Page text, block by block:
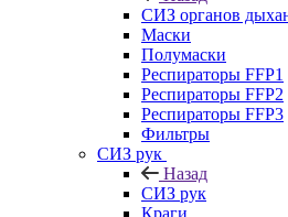
СИЗ органов
Маски
Полумаски
Респираторы FFP1
Респираторы FFP2
Респираторы FFP3
Фильтры
СИЗ рук
Назад
СИЗ рук
Краги